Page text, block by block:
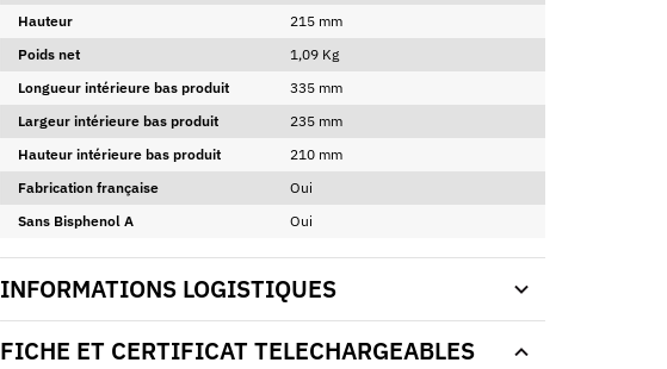
Hauteur
215 mm
Poids net
1,09 Kg
Longueur intérieure bas produit
335 mm
Largeur intérieure bas produit
235 mm
Hauteur intérieure bas produit
210 mm
Fabrication française
Oui
Sans Bisphenol A
Oui
INFORMATIONS LOGISTIQUES
FICHE ET CERTIFICAT TELECHARGEABLES